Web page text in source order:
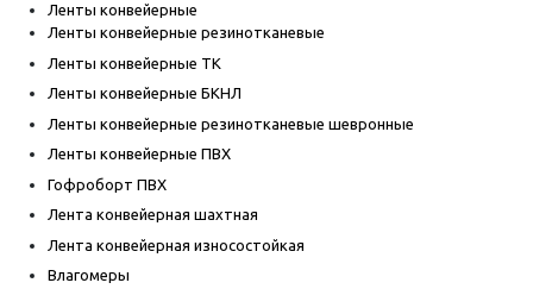
Ленты конвейерные
Ленты конвейерные резинотканевые
Ленты конвейерные ТК
Ленты конвейерные БКНЛ
Ленты конвейерные резинотканевые шевронные
Ленты конвейерные ПВХ
Гофроборт ПВХ
Лента конвейерная шахтная
Лента конвейерная износостойкая
Влагомеры